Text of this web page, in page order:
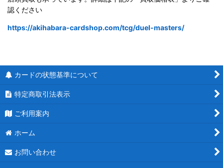
認ください
https://akihabara-cardshop.com/tcg/duel-masters/
カードの状態基準について
特定商取引法表示
ご利用案内
ホーム
お問い合わせ